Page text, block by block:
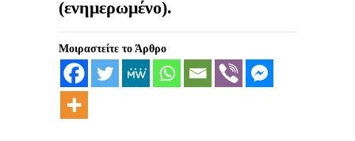
(ενημερωμένο).
Μοιραστείτε το Άρθρο